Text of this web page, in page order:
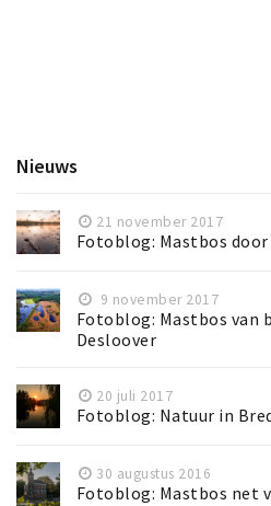
Nieuws
21 november 2017
Fotoblog: Mastbos door
9 november 2017
Fotoblog: Mastbos van
Desloover
20 juli 2017
Fotoblog: Natuur in
30 augustus 2016
Fotoblog: Mastbos net